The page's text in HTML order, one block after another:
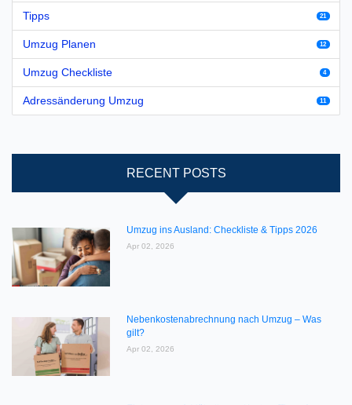
Tipps 21
Umzug Planen 12
Umzug Checkliste 4
Adressänderung Umzug 11
RECENT POSTS
Umzug ins Ausland: Checkliste & Tipps 2026
Apr 02, 2026
Nebenkostenabrechnung nach Umzug – Was
gilt?
Apr 02, 2026